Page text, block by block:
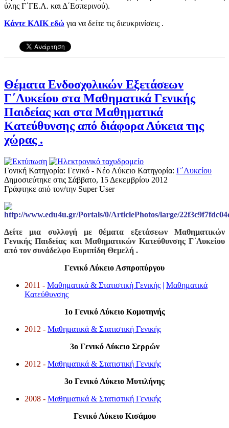
ύλης Γ΄ΓΕ.Λ. και Δ΄Εσπερινού).
Κάντε ΚΛΙΚ εδώ για να δείτε τις διευκρινίσεις .
Θέματα Ενδοσχολικών Εξετάσεων
Γ΄Λυκείου στα Μαθηματικά Γενικής
Παιδείας και στα Μαθηματικά
Κατεύθυνσης από διάφορα Λύκεια της
χώρας .
Γονική Κατηγορία: Γενικό - Νέο Λύκειο Κατηγορία: Γ΄Λυκείου
Δημοσιεύτηκε στις Σάββατο, 15 Δεκεμβρίου 2012
Γράφτηκε από τον/την Super User
Δείτε μια συλλογή με θέματα εξετάσεων Μαθηματικών
Γενικής Παιδείας και Μαθηματικών Κατεύθυνσης Γ΄Λυκείου
από τον συνάδελφο Ευριπίδη Θεμελή .
Γενικό Λύκειο Ασπροπύργου
2011 - Μαθηματικά & Στατιστική Γενικής | Μαθηματικά
Κατεύθυνσης
1ο Γενικό Λύκειο Κομοτηνής
2012 - Μαθηματικά & Στατιστική Γενικής
3ο Γενικό Λύκειο Σερρών
2012 - Μαθηματικά & Στατιστική Γενικής
3ο Γενικό Λύκειο Μυτιλήνης
2008 - Μαθηματικά & Στατιστική Γενικής
Γενικό Λύκειο Κισάμου